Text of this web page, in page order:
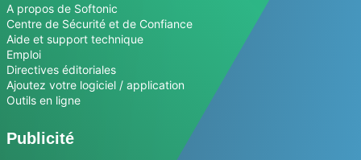
A propos de Softonic
Centre de Sécurité et de Confiance
Aide et support technique
Emploi
Directives éditoriales
Ajoutez votre logiciel / application
Outils en ligne
Publicité